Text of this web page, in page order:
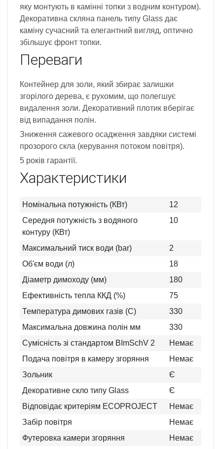
яку монтують в камінні топки з водним контуром).
Декоративна скляна панель типу Glass дає
каміну сучасний та елегантний вигляд, оптично
збільшує фронт топки.
Переваги
Контейнер для золи, який збирає залишки
згорілого дерева, є рухомим, що полегшує
видалення золи. Декоративний плотик вберігає
від випадання полін.
Зниження сажевого осадження завдяки системі
прозорого скла (керування потоком повітря).
5 років гарантії.
Характеристики
Номінальна потужність (КВт)
12
Середня потужність з водяного
контуру (КВт)
10
Максимальний тиск води (bar)
2
Об'єм води (л)
18
Діаметр димоходу (мм)
180
Ефективність тепла ККД (%)
75
Температура димових газів (C)
330
Максимальна довжина полін мм
330
Сумісність зі стандартом BImSchV 2
Немає
Подача повітря в камеру згоряння
Немає
Зольник
Є
Декоративне скло типу Glass
Є
Відповідає критеріям ECOPROJECT
Немає
Забір повітря
Немає
Футеровка камери згоряння
Немає